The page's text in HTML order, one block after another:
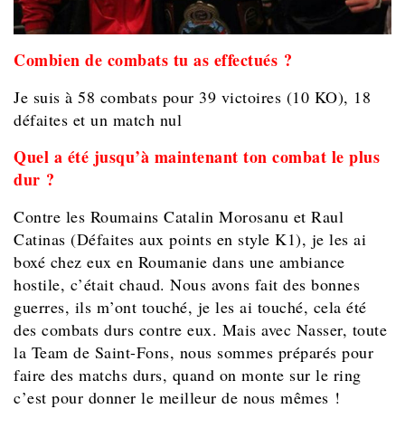
Combien de combats tu as effectués ?
Je suis à 58 combats pour 39 victoires (10 KO), 18
défaites et un match nul
Quel a été jusqu’à maintenant ton combat le plus
dur ?
Contre les Roumains Catalin Morosanu et Raul
Catinas (Défaites aux points en style K1), je les ai
boxé chez eux en Roumanie dans une ambiance
hostile, c’était chaud. Nous avons fait des bonnes
guerres, ils m’ont touché, je les ai touché, cela été
des combats durs contre eux. Mais avec Nasser, toute
la Team de Saint-Fons, nous sommes préparés pour
faire des matchs durs, quand on monte sur le ring
c’est pour donner le meilleur de nous mêmes !